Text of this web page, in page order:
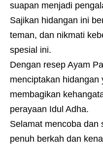
suapan menjadi
Sajikan hidangan ini
teman, dan nikmati
spesial ini.
Dengan resep Ayam
menciptakan hidangan
membagikan
perayaan Idul Adha.
Selamat mencoba dan
penuh berkah dan